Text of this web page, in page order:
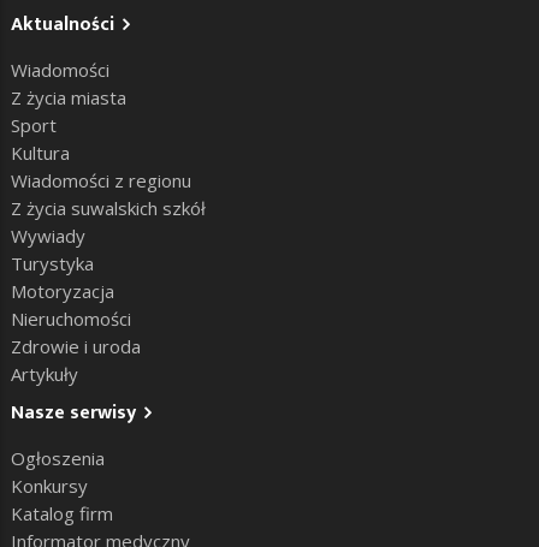
Aktualności
Wiadomości
Z życia miasta
Sport
Kultura
Wiadomości z regionu
Z życia suwalskich szkół
Wywiady
Turystyka
Motoryzacja
Nieruchomości
Zdrowie i uroda
Artykuły
Nasze serwisy
Ogłoszenia
Konkursy
Katalog firm
Informator medyczny